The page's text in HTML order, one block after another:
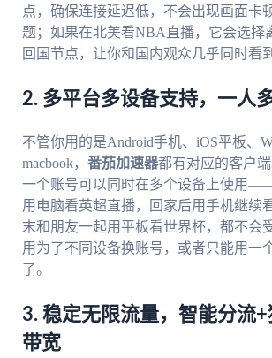
点，确保连接延迟低，不会出现画面卡
题；如果在北美看NBA直播，它会选择
回国节点，让你和国内观众几乎同时看
2. 多平台多设备支持，一人
不管你用的是Android手机、iOS平板、
macbook， 番茄加速器都有对应的客户端
一个账号可以同时在多个设备上使用
用电脑看英超直播，回家后用手机继续
末和朋友一起用平板看世界杯，都不会
用为了不同设备换账号，或者只能用一
了。
3. 稳定无限流量，智能分流
带宽